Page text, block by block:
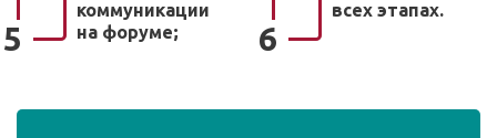
5
коммуникации
на форуме;
6
всех этапах.